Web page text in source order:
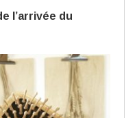
l’arrivée du